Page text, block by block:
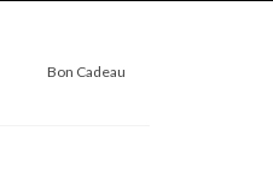
Bon Cadeau